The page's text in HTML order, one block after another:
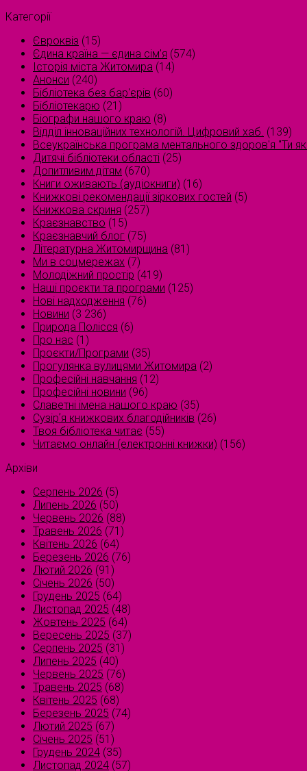
Категорії
Євроквіз (15)
Єдина країна — єдина сім’я (574)
Історія міста Житомира (14)
Анонси (240)
Бібліотека без бар'єрів (60)
Бібліотекарю (21)
Біографи нашого краю (8)
Відділ інноваційних технологій. Цифровий хаб. (139)
Всеукраїнська програма ментального здоров'я "Ти
Дитячі бібліотеки області (25)
Допитливим дітям (670)
Книги оживають (аудіокниги) (16)
Книжкові рекомендації зіркових гостей (5)
Книжкова скриня (257)
Краєзнавство (15)
Краєзнавчий блог (75)
Літературна Житомирщина (81)
Ми в соцмережах (7)
Молодіжний простір (419)
Наші проєкти та програми (125)
Нові надходження (76)
Новини (3 236)
Природа Полісся (6)
Про нас (1)
Проєкти/Програми (35)
Прогулянка вулицями Житомира (2)
Професійні навчання (12)
Професійні новини (96)
Славетні імена нашого краю (35)
Сузірʼя книжкових благодійників (26)
Твоя бібліотека читає (55)
Читаємо онлайн (електронні книжки) (156)
Архіви
Серпень 2026 (5)
Липень 2026 (50)
Червень 2026 (88)
Травень 2026 (71)
Квітень 2026 (64)
Березень 2026 (76)
Лютий 2026 (91)
Січень 2026 (50)
Грудень 2025 (64)
Листопад 2025 (48)
Жовтень 2025 (64)
Вересень 2025 (37)
Серпень 2025 (31)
Липень 2025 (40)
Червень 2025 (76)
Травень 2025 (68)
Квітень 2025 (68)
Березень 2025 (74)
Лютий 2025 (67)
Січень 2025 (51)
Грудень 2024 (35)
Листопад 2024 (57)